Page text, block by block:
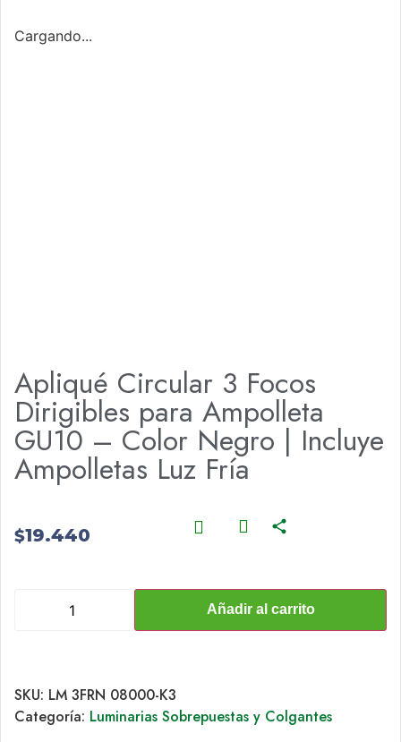
Cargando...
Apliqué Circular 3 Focos
Dirigibles para Ampolleta
GU10 – Color Negro | Incluye
Ampolletas Luz Fría
$19.440
Añadir al carrito
SKU: LM 3FRN 08000-K3
Categoría: Luminarias Sobrepuestas y Colgantes